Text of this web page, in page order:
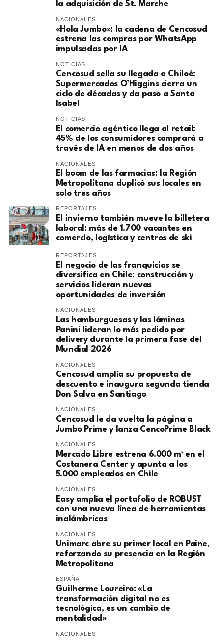
la adquisición de St. Marche
NACIONALES
«Hola Jumbo»: la cadena de Cencosud
estrena las compras por WhatsApp
impulsadas por IA
NOTICIAS
Cencosud sella su llegada a Chiloé:
Supermercados O’Higgins cierra un
ciclo de décadas y da paso a Santa
Isabel
NOTICIAS
El comercio agéntico llega al retail:
45% de los consumidores comprará a
través de IA en menos de dos años
NACIONALES
El boom de las farmacias: la Región
Metropolitana duplicó sus locales en
solo tres años
REPORTAJES
El invierno también mueve la billetera
laboral: más de 1.700 vacantes en
comercio, logística y centros de ski
REPORTAJES
El negocio de las franquicias se
diversifica en Chile: construcción y
servicios lideran nuevas
oportunidades de inversión
NACIONALES
Las hamburguesas y las láminas
Panini lideran lo más pedido por
delivery durante la primera fase del
Mundial 2026
NACIONALES
Cencosud amplía su propuesta de
descuento e inaugura segunda tienda
Don Salva en Santiago
NACIONALES
Cencosud le da vuelta la página a
Jumbo Prime y lanza CencoPrime Black
NACIONALES
Mercado Libre estrena 6.000 m² en el
Costanera Center y apunta a los
5.000 empleados en Chile
NACIONALES
Easy amplía el portafolio de ROBUST
con una nueva línea de herramientas
inalámbricas
NACIONALES
Unimarc abre su primer local en Paine,
reforzando su presencia en la Región
Metropolitana
ESPAÑA
Guilherme Loureiro: «La
transformación digital no es
tecnológica, es un cambio de
mentalidad»
NACIONALES